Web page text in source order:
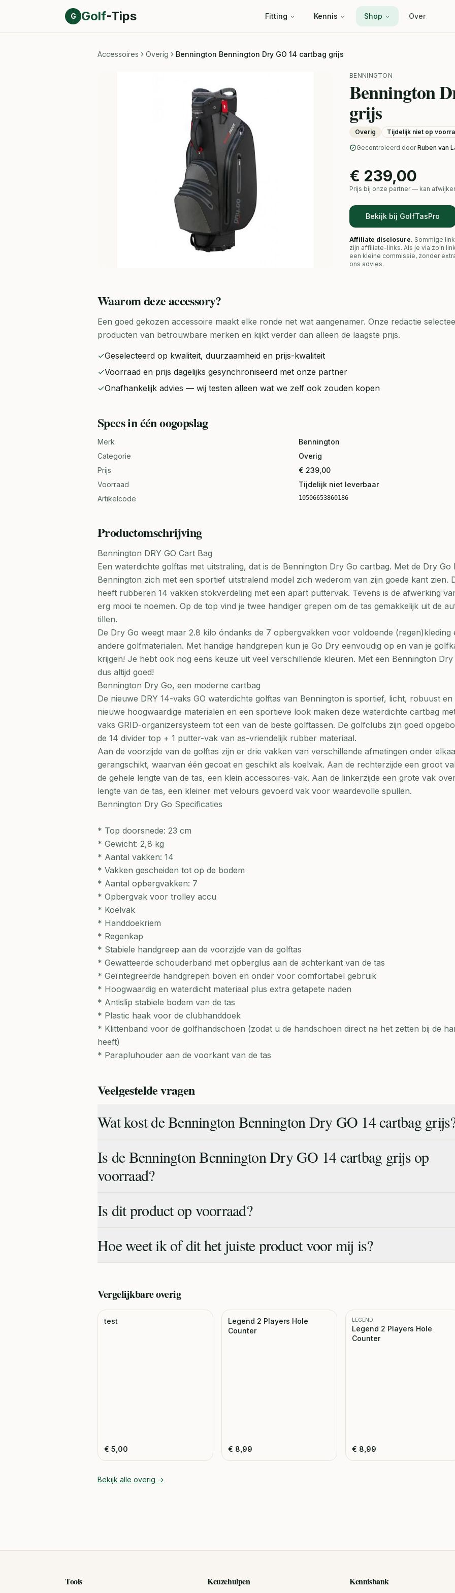
Direct naar inhoud
G Golf-Tips Fitting Kennis Shop Over
Accessoires Overig Bennington Bennington Dry GO 14 cartbag grijs
BENNINGTON
Bennington
grijs
Overig Tijdelijk niet op
Gecontroleerd door Ruben van
€ 239,00
Prijs bij onze partner — kan
Bekijk bij GolfTasPro
Affiliate disclosure. Sommige
zijn affiliate-links. Als je via zo'n
een kleine commissie, zonder
ons advies.
Waarom dezeaccessory?
Een goed gekozen accessoire maakt elke ronde net wat aangenamer. Onze redactie
producten van betrouwbare merken en kijkt verder dan alleen de laagste prijs.
✓Geselecteerd op kwaliteit, duurzaamheid en prijs-kwaliteit
✓Voorraad en prijs dagelijks gesynchroniseerd met onze partner
✓Onafhankelijk advies — wij testen alleen wat we zelf ook zouden kopen
Specs in één oogopslag
Merk
Bennington
Categorie
Overig
Prijs
€ 239,00
Voorraad
Tijdelijk niet leverbaar
Artikelcode
10506653860186
Productomschrijving
Bennington DRY GO Cart Bag
Een waterdichte golftas met uitstraling, dat is de Bennington Dry Go cartbag. Met de Dry Go
Bennington zich met een sportief uitstralend model zich wederom van zijn goede kant zien.
heeft rubberen 14 vakken stokverdeling met een apart puttervak. Tevens is de afwerking
erg mooi te noemen. Op de top vind je twee handiger grepen om de tas gemakkelijk uit de
tillen.
De Dry Go weegt maar 2.8 kilo óndanks de 7 opbergvakken voor voldoende (regen)kleding
andere golfmaterialen. Met handige handgrepen kun je Go Dry eenvoudig op en van je
krijgen! Je hebt ook nog eens keuze uit veel verschillende kleuren. Met een Bennington Dry
dus altijd goed!
Bennington Dry Go, een moderne cartbag
De nieuwe DRY 14-vaks GO waterdichte golftas van Bennington is sportief, licht, robuust en
nieuwe hoogwaardige materialen en een sportieve look maken deze waterdichte cartbag
vaks GRID-organizersysteem tot een van de beste golftassen. De golfclubs zijn goed
de 14 divider top + 1 putter-vak van as-vriendelijk rubber materiaal.
Aan de voorzijde van de golftas zijn er drie vakken van verschillende afmetingen onder
gerangschikt, waarvan één gecoat en geschikt als koelvak. Aan de rechterzijde een groot
de gehele lengte van de tas, een klein accessoires-vak. Aan de linkerzijde een grote vak
lengte van de tas, een kleiner met velours gevoerd vak voor waardevolle spullen.
Bennington Dry Go Specificaties
* Top doorsnede: 23 cm
* Gewicht: 2,8 kg
* Aantal vakken: 14
* Vakken gescheiden tot op de bodem
* Aantal opbergvakken: 7
* Opbergvak voor trolley accu
* Koelvak
* Handdoekriem
* Regenkap
* Stabiele handgreep aan de voorzijde van de golftas
* Gewatteerde schouderband met opberglus aan de achterkant van de tas
* Geïntegreerde handgrepen boven en onder voor comfortabel gebruik
* Hoogwaardig en waterdicht materiaal plus extra getapete naden
* Antislip stabiele bodem van de tas
* Plastic haak voor de clubhanddoek
* Klittenband voor de golfhandschoen (zodat u de handschoen direct na het zetten bij de
heeft)
* Parapluhouder aan de voorkant van de tas
Veelgestelde vragen
Wat kost de Bennington Bennington Dry GO 14 cartbag
Is de Bennington Bennington Dry GO 14 cartbag grijs op
voorraad?
Is dit product op voorraad?
Hoe weet ik of dit het juiste product voor mij is?
Vergelijkbareoverig
test
€ 5,00
Legend 2 Players Hole
Counter
€ 8,99
LEGEND
Legend 2 Players Hole
Counter
€ 8,99
Bekijk alle overig →
Tools Keuzehulpen Kennisbank